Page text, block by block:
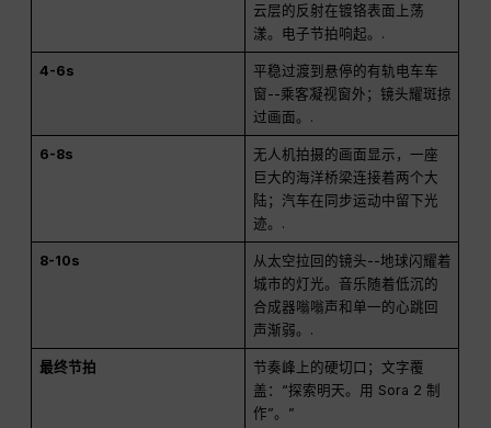
云层的反射在镀铬表面上荡
漾。电子节拍响起。.
4-6s
平稳过渡到悬停的有轨电车车
窗--乘客凝视窗外；镜头耀斑掠
过画面。.
6-8s
无人机拍摄的画面显示，一座
巨大的海洋桥梁连接着两个大
陆；汽车在同步运动中留下光
迹。.
8-10s
从太空拉回的镜头--地球闪耀着
城市的灯光。音乐随着低沉的
合成器嗡嗡声和单一的心跳回
声渐弱。.
最终节拍
节奏峰上的硬切口；文字覆
盖：“探索明天。用 Sora 2 制
作”。”